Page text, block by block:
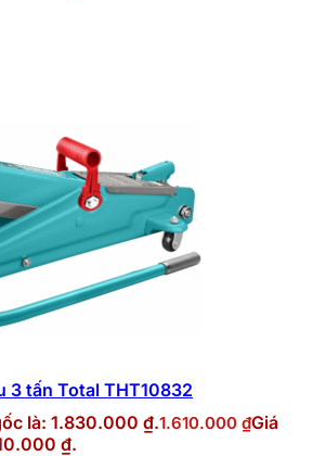
3 tấn Total THT10832
là: 1.830.000 ₫.1.610.000 ₫Giá
₫.